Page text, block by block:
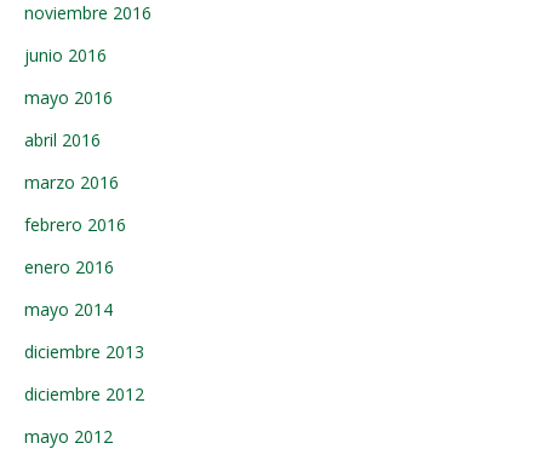
noviembre 2016
junio 2016
mayo 2016
abril 2016
marzo 2016
febrero 2016
enero 2016
mayo 2014
diciembre 2013
diciembre 2012
mayo 2012